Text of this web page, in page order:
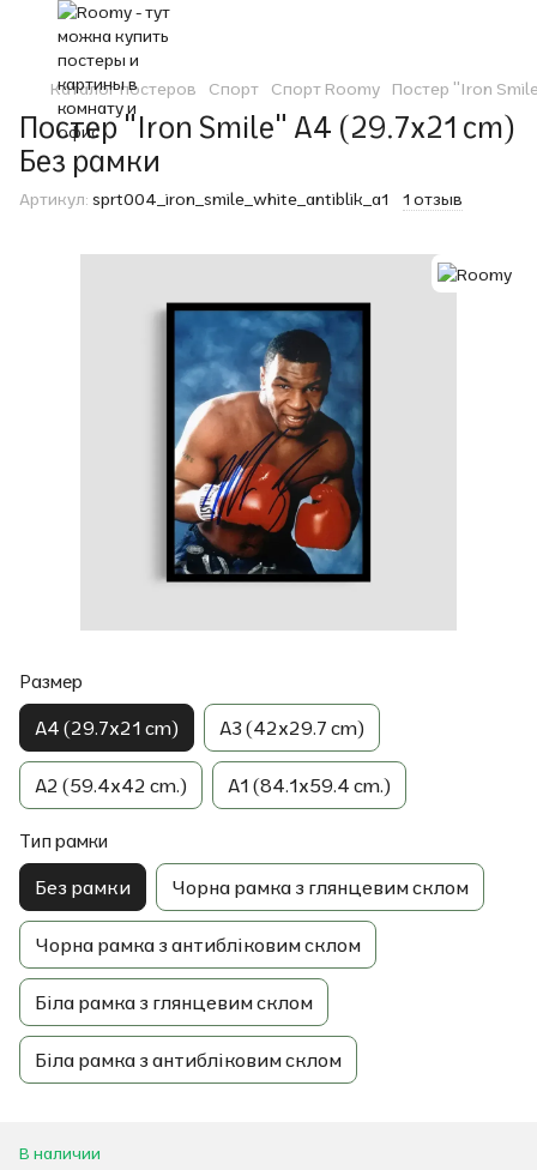
Каталог постеров Спорт Спорт Roomy Постер "Iron
Постер "Iron Smile" A4 (29.7x21 cm)
Без рамки
Артикул: sprt004_iron_smile_white_antiblik_a1 1 отзыв
Размер
A4 (29.7x21 cm) A3 (42x29.7 cm)
A2 (59.4x42 cm.) A1 (84.1x59.4 cm.)
Тип рамки
Без рамки Чорна рамка з глянцевим склом
Чорна рамка з антибліковим склом
Біла рамка з глянцевим склом
Біла рамка з антибліковим склом
В наличии